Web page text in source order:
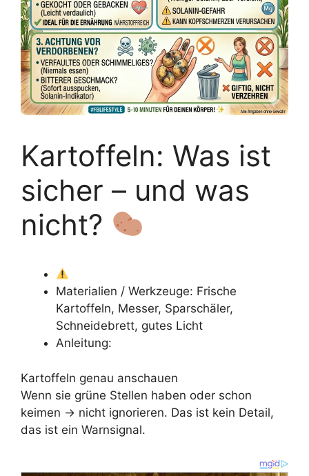
Kartoffeln: Was ist
sicher – und was
nicht?
Materialien / Werkzeuge: Frische
Kartoffeln, Messer, Sparschäler,
Schneidebrett, gutes Licht
Anleitung:
Kartoffeln genau anschauen
Wenn sie grüne Stellen haben oder schon
keimen → nicht ignorieren. Das ist kein Detail,
das ist ein Warnsignal.